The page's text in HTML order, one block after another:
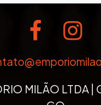
MILÃO LTDA |